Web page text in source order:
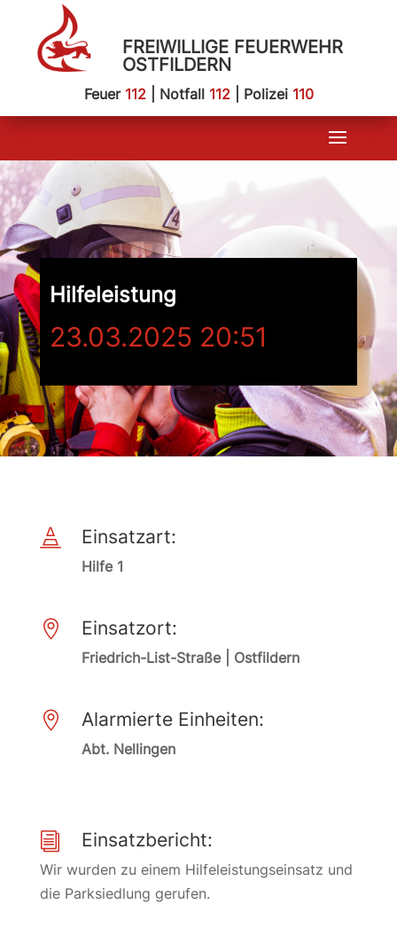
FREIWILLIGE FEUERWEHR
OSTFILDERN
Feuer 112| Notfall 112| Polizei 110
Hilfeleistung
23.03.2025 20:51
 Einsatzart:
Hilfe 1
 Einsatzort:
Friedrich-List-Straße | Ostfildern
 Alarmierte Einheiten:
Abt. Nellingen
i Einsatzbericht:
Wir wurden zu einem Hilfeleistungseinsatz und
die Parksiedlung gerufen.